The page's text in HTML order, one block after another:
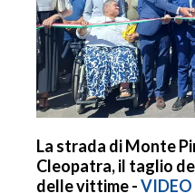
La strada di Monte
Cleopatra, il taglio
delle vittime -VIDEO